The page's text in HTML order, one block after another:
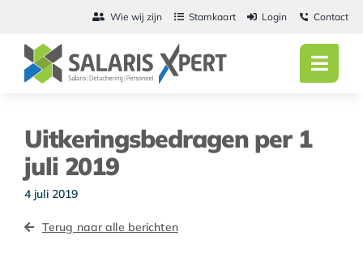
inhoud
Wie wij zijn Stamkaart Login Contact
Uitkeringsbedragen per 1
juli 2019
4 juli 2019
Terug naar alle berichten